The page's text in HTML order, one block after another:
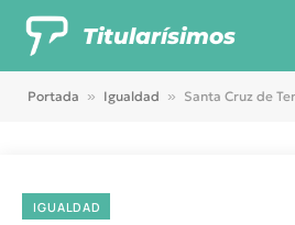
Titularísimos
Portada » Igualdad » Santa Cruz de Tenerife condena los
IGUALDAD